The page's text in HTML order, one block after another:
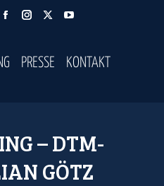
Facebook
opens
Instagram
opensopensopens
PRESSE KONTAKT
– DTM-
GÖTZ